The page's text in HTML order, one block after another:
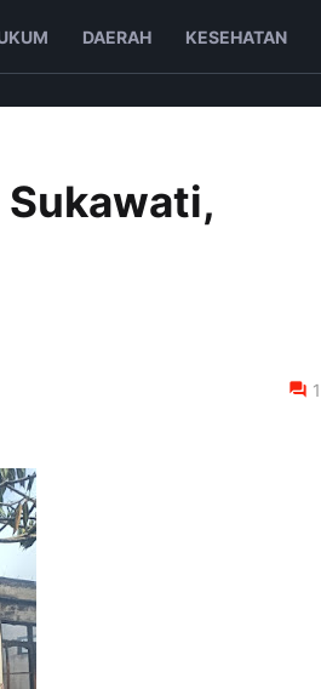
DAERAH KESEHATAN
Sukawati,
1